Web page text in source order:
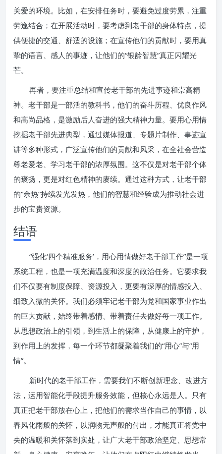
关爱的环境。比如，在安排任务时，要避免过度劳累，注重
劳逸结合；在开展活动时，要考虑到老干部的身体特点，提
供便捷的交通、舒适的设施；在宣传他们的贡献时，要用真
挚的语言、感人的事迹，让他们的“银龄智慧”真正闪耀光
芒。
再者，要注重总结和宣传老干部的先进事迹和崇高精
神。老干部是一部活的教科书，他们的奋斗历程、优良作风
和高尚品格，是激励后人奋进的强大精神力量。要用心用情
挖掘老干部先进典型，通过媒体报道、专题片制作、事迹宣
讲等多种形式，广泛宣传他们的贡献和风采，在全社会营造
尊老爱老、学习老干部的浓厚氛围。这不仅是对老干部个体
的褒扬，更是对红色精神的赓续。通过这种方式，让老干部
的“余热”持续发光发热，他们的智慧和经验成为推动社会进
步的宝贵资源。
结语
“强化‘四个精准服务’，用心用情做好老干部工作”是一项
系统工程，也是一项充满温度和深度的政治任务。它要求我
们不仅要有制度保障、资源投入，更要有深厚的情感投入、
细致入微的关怀。我们必须牢记老干部为党和国家事业作出
的巨大贡献，始终带着感情、带着责任去做好每一项工作。
从思想政治上的引领，到生活上的保障，从健康上的守护，
到作用上的发挥，每一个环节都凝聚着我们的“用心”与“用
情”。
新时代的老干部工作，需要我们不断创新理念、改进方
法，运用智能化手段提升服务效能，但核心永远是人。只有
真正把老干部放在心上，把他们的需求当作自己的事情，以
春风化雨般的关怀，以润物无声般的付出，才能真正将党中
央的温暖和关怀落到实处，让广大老干部政治坚定、思想常